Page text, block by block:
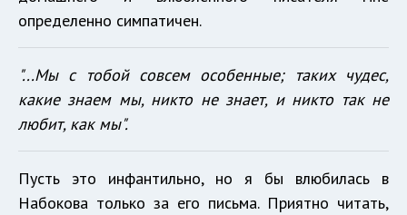
определенно симпатичен.
"...Мы с тобой совсем особенные; таких чудес,
какие знаем мы, никто не знает, и никто так не
любит, как мы".
Пусть это инфантильно, но я бы влюбилась в
Набокова только за его письма. Приятно читать,